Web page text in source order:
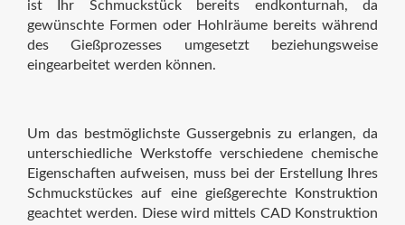
ist Ihr Schmuckstück bereits endkonturnah, da
gewünschte Formen oder Hohlräume bereits während
des Gießprozesses umgesetzt beziehungsweise
eingearbeitet werden können.
Um das bestmöglichste Gussergebnis zu erlangen, da
unterschiedliche Werkstoffe verschiedene chemische
Eigenschaften aufweisen, muss bei der Erstellung Ihres
Schmuckstückes auf eine gießgerechte Konstruktion
geachtet werden. Diese wird mittels CAD Konstruktion